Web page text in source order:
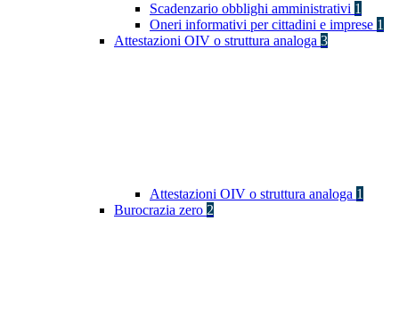
Scadenzario obblighi amministrativi 1
Oneri informativi per cittadini e imprese 1
Attestazioni OIV o struttura analoga 3
Attestazioni OIV o struttura analoga 1
Burocrazia zero 2